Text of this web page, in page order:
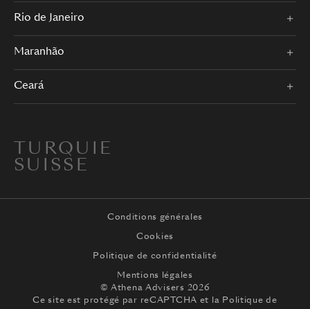
Rio de Janeiro
Maranhão
Ceará
TURQUIE
SUISSE
Conditions générales
Cookies
Politique de confidentialité
Mentions légales
© Athena Advisers 2026
Ce site est protégé par reCAPTCHA et la Politique de